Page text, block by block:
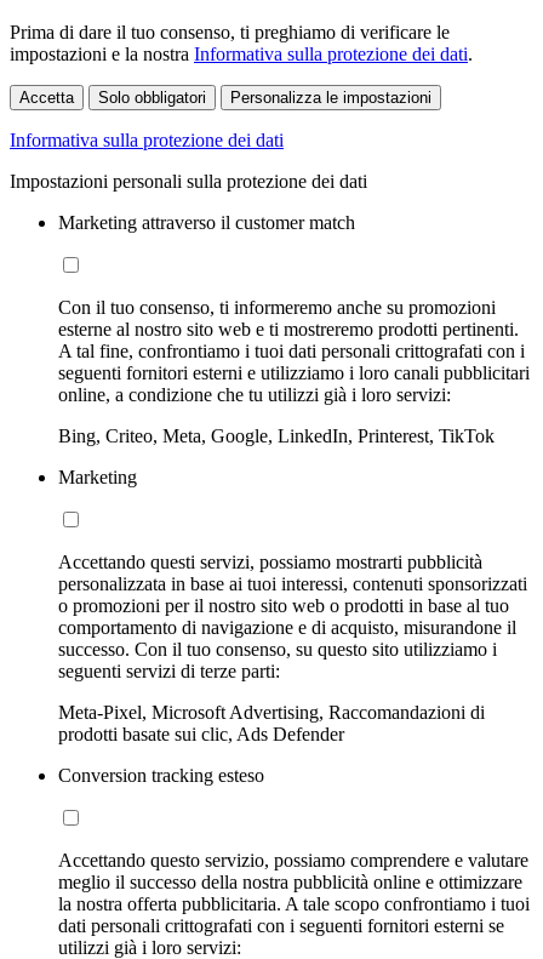
Prima di dare il tuo consenso, ti preghiamo di verificare le
impostazioni e la nostra Informativa sulla protezione dei dati.
Accetta Solo obbligatori Personalizza le impostazioni
Informativa sulla protezione dei dati
Impostazioni personali sulla protezione dei dati
Marketing attraverso il customer match
Con il tuo consenso, ti informeremo anche su promozioni
esterne al nostro sito web e ti mostreremo prodotti pertinenti.
A tal fine, confrontiamo i tuoi dati personali crittografati con i
seguenti fornitori esterni e utilizziamo i loro canali pubblicitari
online, a condizione che tu utilizzi già i loro servizi:
Bing, Criteo, Meta, Google, LinkedIn, Printerest, TikTok
Marketing
Accettando questi servizi, possiamo mostrarti pubblicità
personalizzata in base ai tuoi interessi, contenuti sponsorizzati
o promozioni per il nostro sito web o prodotti in base al tuo
comportamento di navigazione e di acquisto, misurandone il
successo. Con il tuo consenso, su questo sito utilizziamo i
seguenti servizi di terze parti:
Meta-Pixel, Microsoft Advertising, Raccomandazioni di
prodotti basate sui clic, Ads Defender
Conversion tracking esteso
Accettando questo servizio, possiamo comprendere e valutare
meglio il successo della nostra pubblicità online e ottimizzare
la nostra offerta pubblicitaria. A tale scopo confrontiamo i tuoi
dati personali crittografati con i seguenti fornitori esterni se
utilizzi già i loro servizi: